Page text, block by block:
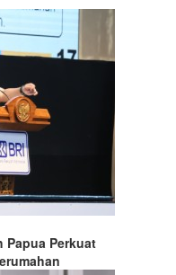
Papua Perkuat